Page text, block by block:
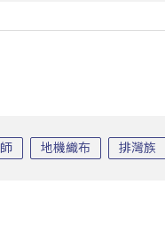
地機織布 排灣族